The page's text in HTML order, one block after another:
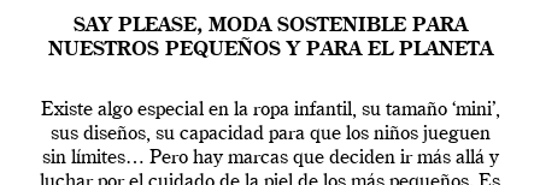
SAY PLEASE, MODA SOSTENIBLE PARA
NUESTROS PEQUEÑOS Y PARA EL PLANETA
Existe algo especial en la ropa infantil, su tamaño ‘mini’,
sus diseños, su capacidad para que los niños jueguen
sin límites… Pero hay marcas que deciden ir más allá y